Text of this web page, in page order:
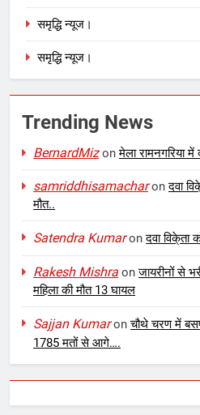
समृद्धि न्यूज।
समृद्धि न्यूज।
Trending News
BernardMizonमेला रामनगरिया
samriddhisamacharonदवा
मौत..
Satendra Kumaronदवा विके्ता
Rakesh Mishra onजायरीनों से
महिला की मौत 13 घायल
Sajjan Kumaronचौथे चरण में
1785 मतों से आगे….